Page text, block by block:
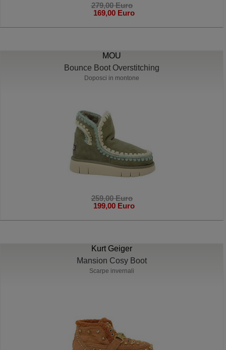
279,00 Euro
169,00 Euro
MOU
Bounce Boot Overstitching
Doposci in montone
259,00 Euro
199,00 Euro
Kurt Geiger
Mansion Cosy Boot
Scarpe invernali